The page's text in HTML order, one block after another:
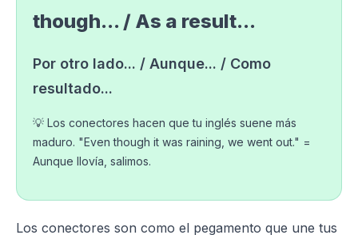
though... / As a result...
Por otro lado... / Aunque... / Como
resultado...
💡 Los conectores hacen que tu inglés suene más
maduro. "Even though it was raining, we went out." =
Aunque llovía, salimos.
Los conectores son como el pegamento que une tus